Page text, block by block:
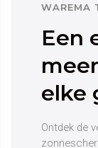
WAREMA
Een
elke
Ontdek de